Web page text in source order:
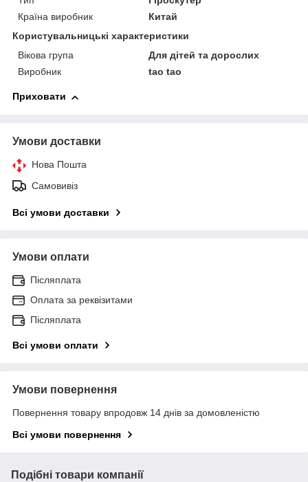
Країна виробник
Китай
Користувальницькі характеристики
Вікова група
Для дітей та дорослих
Виробник
tao tao
Приховати
Умови доставки
Нова Пошта
Самовивіз
Всі умови доставки
Умови оплати
Післяплата
Оплата за реквізитами
Післяплата
Всі умови оплати
Умови повернення
Повернення товару впродовж 14 днів за домовленістю
Всі умови повернення
Подібні товари компанії